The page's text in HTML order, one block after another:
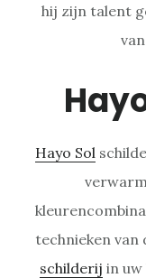
hij zijn talent
Hayo Sol
technieken van
schilderij in